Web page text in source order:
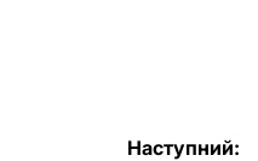
Наступний: